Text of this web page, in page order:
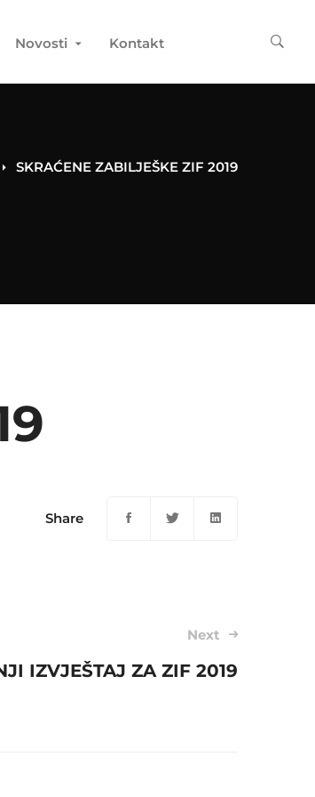
Novosti Kontakt
SKRAĆENE ZABILJEŠKE ZIF 2019
Share
Next
IZVJEŠTAJ ZA ZIF 2019